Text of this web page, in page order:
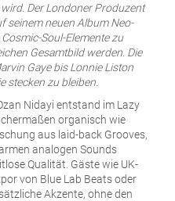
Der Londoner Produzent
seinem neuen Album Neo-
Soul-Elemente zu
Gesamtbild werden. Die
Gaye bis Lonnie Liston
stecken zu bleiben.
Nidayi entstand im Lazy
organisch wie
aus laid-back Grooves,
analogen Sounds
Qualität. Gäste wie UK-
von Blue Lab Beats oder
Akzente, ohne den